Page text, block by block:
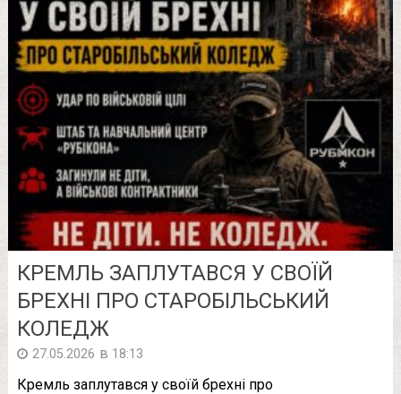
КРЕМЛЬ ЗАПЛУТАВСЯ У СВОЇЙ
БРЕХНІ ПРО СТАРОБІЛЬСЬКИЙ
КОЛЕДЖ
27.05.2026 в 18:13
Кремль заплутався у своїй брехні про